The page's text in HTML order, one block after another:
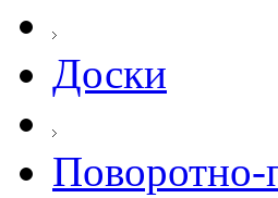
Доски